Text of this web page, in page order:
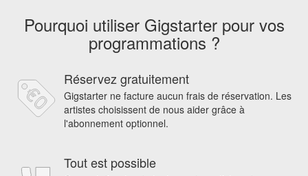
Pourquoi utiliser Gigstarter pour vos
programmations ?
Réservez gratuitement
Gigstarter ne facture aucun frais de réservation. Les
artistes choisissent de nous aider grâce à
l'abonnement optionnel.
Tout est possible